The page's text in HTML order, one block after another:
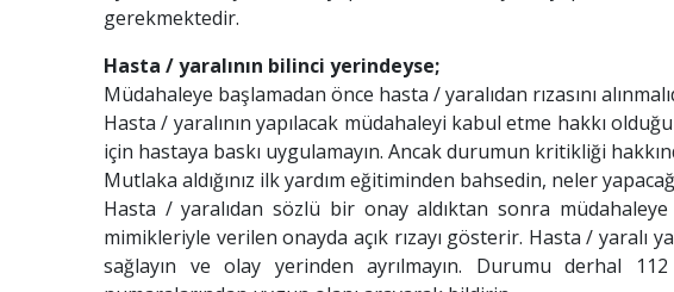
gerekmektedir.
Hasta / yaralının bilinci yerindeyse;
Müdahaleye başlamadan önce hasta / yaralıdan rızasını
Hasta / yaralının yapılacak müdahaleyi kabul etme hakkı
için hastaya baskı uygulamayın. Ancak durumun kritikliği
Mutlaka aldığınız ilk yardım eğitiminden bahsedin, neler
Hasta / yaralıdan sözlü bir onay aldıktan sonra
mimikleriyle verilen onayda açık rızayı gösterir. Hasta / yaralı
sağlayın ve olay yerinden ayrılmayın. Durumu derhal